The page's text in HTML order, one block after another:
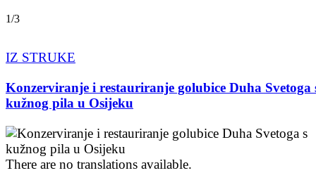
1/3
IZ STRUKE
Konzerviranje i restauriranje golubice Duha Svetoga
kužnog pila u Osijeku
There are no translations available.